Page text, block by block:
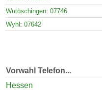
Wutöschingen: 07746
Wyhl : 07642
Vorwahl Telefon...
Hessen